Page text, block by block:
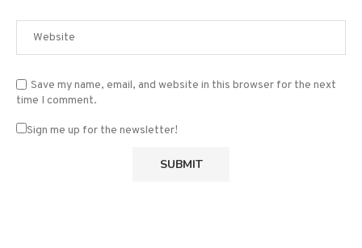
Save my name, email, and website in this browser for the next
time I comment.
Sign me up for the newsletter!